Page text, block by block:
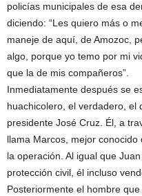
policías municipales de esa
diciendo: “Les quiero más o
maneje de aquí, de Amozoc,
algo, porque yo temo por mi
que la de mis compañeros”.
Inmediatamente después se
huachicolero, el verdadero, el
presidente José Cruz. Él, a
llama Marcos, mejor
la operación. Al igual que
protección civil, él incluso
Posteriormente el hombre